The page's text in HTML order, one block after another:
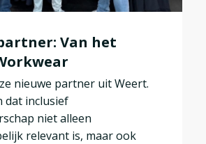
Van het
nieuwe partner uit Weert.
dat inclusief
niet alleen
relevant is, maar ook